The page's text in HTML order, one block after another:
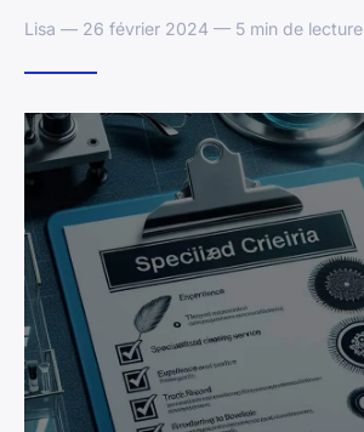
Lisa — 26 février 2024 — 5 min de lecture